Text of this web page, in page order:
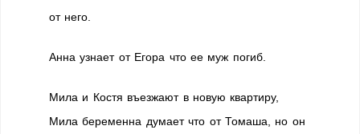
от него.
Анна узнает от Егора что ее муж погиб.
Мила и Костя въезжают в новую квартиру,
Мила беременна думает что от Томаша, но он